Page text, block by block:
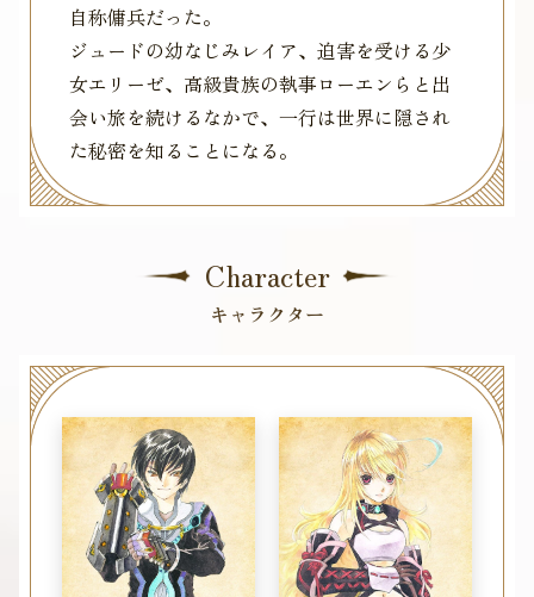
自称傭兵だった。
ジュードの幼なじみレイア、迫害を受ける少
女エリーゼ、高級貴族の執事ローエンらと出
会い旅を続けるなかで、一行は世界に隠され
た秘密を知ることになる。
Character
キャラクター